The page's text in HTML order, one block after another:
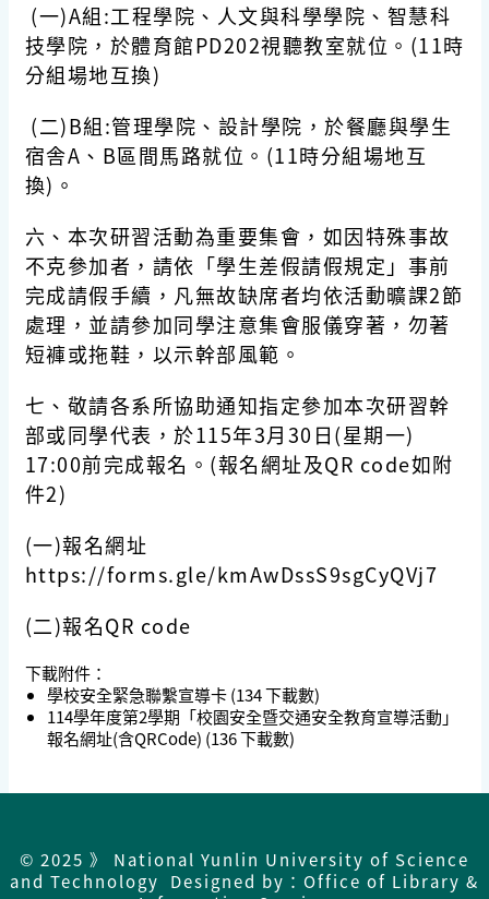
(一)A組:工程學院、人文與科學學院、智慧科
技學院，於體育館PD202視聽教室就位。(11時
分組場地互換)
(二)B組:管理學院、設計學院，於餐廳與學生
宿舎A、B區間馬路就位。(11時分組場地互
換)。
六、本次研習活動為重要集會，如因特殊事故
不克參加者，請依「學生差假請假規定」事前
完成請假手續，凡無故缺席者均依活動曠課2節
處理，並請參加同學注意集會服儀穿著，勿著
短褲或拖鞋，以示幹部風範。
七、敬請各系所協助通知指定參加本次研習幹
部或同學代表，於115年3月30日(星期一)
17:00前完成報名。(報名網址及QR code如附
件2)
(一)報名網址
https://forms.gle/kmAwDssS9sgCyQVj7
(二)報名QR code
下載附件：
學校安全緊急聯繫宣導卡 (134 下載數)
114學年度第2學期「校園安全暨交通安全教育宣導活動」
報名網址(含QRCode) (136 下載數)
© 2025 》 National Yunlin University of Science
and Technology Designed by：Office of Library &